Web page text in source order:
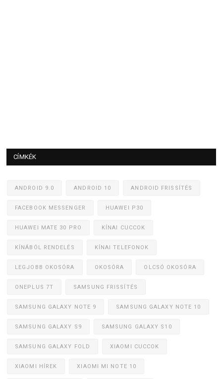
CÍMKÉK
ANDROID 9.0 ANDROID 10 ANDROID FRISSÍTÉS
FACEBOOK MESSENGER HUAWEI P30
HUAWEI MATE 30 PRO KÍNAI CUCCOK
KÍNÁBÓL RENDELÉS KÍNAI TELEFONOK
LEGJOBB OKOSÓRA OKOSÓRA OLCSÓ OKOSÓRA
ONEPLUS 7T SAMSUNG FRISSÍTÉS
SAMSUNG GALAXY NOTE 9 SAMSUNG GALAXY NOTE 10
SAMSUNG GALAXY S9 SAMSUNG GALAXY S10
SAMSUNG GALAXY FOLD XIAOMI CUCCOK
XIAOMI HÍREK XIAOMI MI NOTE 10